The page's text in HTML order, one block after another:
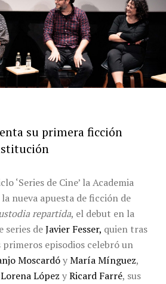
su primera ficción
‘Series de Cine’ la Academia
nueva apuesta de ficción de
repartida, el debut en la
series deJavier Fesser, quien tras
episodios celebró un
MoscardóyMaría Mínguez,
Lorena López yRicard Farré, sus